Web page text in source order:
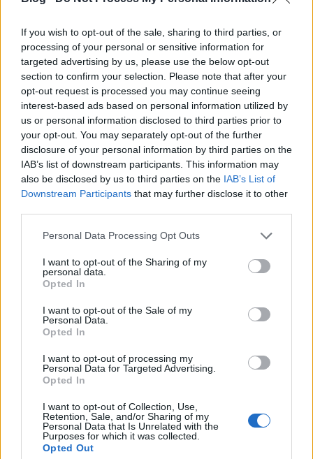
If you wish to opt-out of the sale, sharing to third parties, or
processing of your personal or sensitive information for
targeted advertising by us, please use the below opt-out
section to confirm your selection. Please note that after your
opt-out request is processed you may continue seeing
interest-based ads based on personal information utilized by
us or personal information disclosed to third parties prior to
your opt-out. You may separately opt-out of the further
disclosure of your personal information by third parties on the
IAB’s list of downstream participants. This information may
also be disclosed by us to third parties on the IAB’s List of
Downstream Participants that may further disclose it to other
Please note that this website/app uses one or more Google
not limited to your visit or usage behaviour. You may click to
grant or deny consent to Google and its third-party tags to
use your data for below specified purposes in below Google
consent section.
Personal Data Processing Opt Outs
I want to opt-out of the Sharing of my
personal data.
Opted In
I want to opt-out of the Sale of my
Personal Data.
Opted In
I want to opt-out of processing my
Personal Data for Targeted Advertising.
Opted In
I want to opt-out of Collection, Use,
Retention, Sale, and/or Sharing of my
Personal Data that Is Unrelated with the
Purposes for which it was collected.
Opted Out
Libre Art projekt
satie 2015. március 23.
Budapest, 2015. március 23. Több szabad
alkotással hivatalosan is elindult Budapesten a Bach
330 Libre Art projekt. A közönség élőben
kapcsolódhatott be az első új szabad művészeti
alkotások létrejöttébe. A 2015. március 21-22-ei
hétvégétől több szabad művészeti projekt…
Picasso/Dali, Dali/Picasso
2015. március 23.
A barcelonai Picasso múzeumban kiállítás nyílik a 2
művész kapcsolatáról, írta meg többek közt a
mint 78 alkotás tekinthető meg júliustól. Ez a
kiállítás azonban csak a nyitóeseménye lesz ennek a
Budapest lesz a szombaton induló
Bach 330 szabadművészeti projekt
egyik központja
2015. március 16.